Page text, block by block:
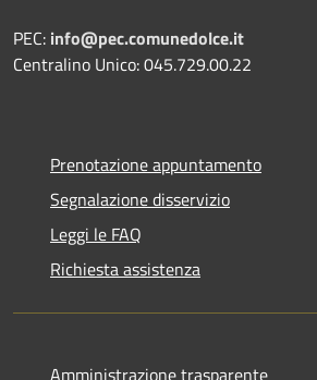
PEC: info@pec.comunedolce.it
Centralino Unico: 045.729.00.22
Prenotazione appuntamento
Segnalazione disservizio
Leggi le FAQ
Richiesta assistenza
Amministrazione trasparente